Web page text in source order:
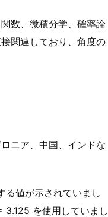
数、微積分学、確率論
関連しており、角度の
ニア、中国、インドな
る値が示されていまし
を使用していまし